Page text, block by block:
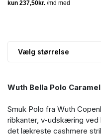
Wuth Bella Polo Caramel
Smuk Polo fra Wuth
ribkanter, v-udskæring
det lækreste cashmere